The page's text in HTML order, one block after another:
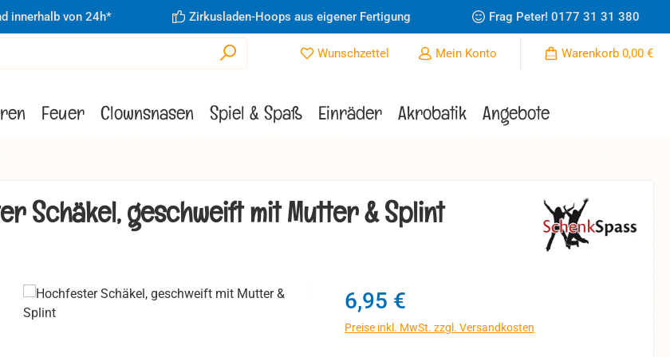
innerhalb von 24h* Zirkusladen-Hoops aus eigener Fertigung Frag Peter! 0177 31 31 380
Wunschzettel Du hast 0 Produkte auf dem Merkzettel
Mein Konto Warenkorb 0,00 €
Feuer Clownsnasen Spiel & Spaß Einräder Akrobatik Angebote
Schäkel, geschweift mit Mutter & Splint
Regulärer Preis:
6,95 €
Preise inkl. MwSt. zzgl. Versandkosten